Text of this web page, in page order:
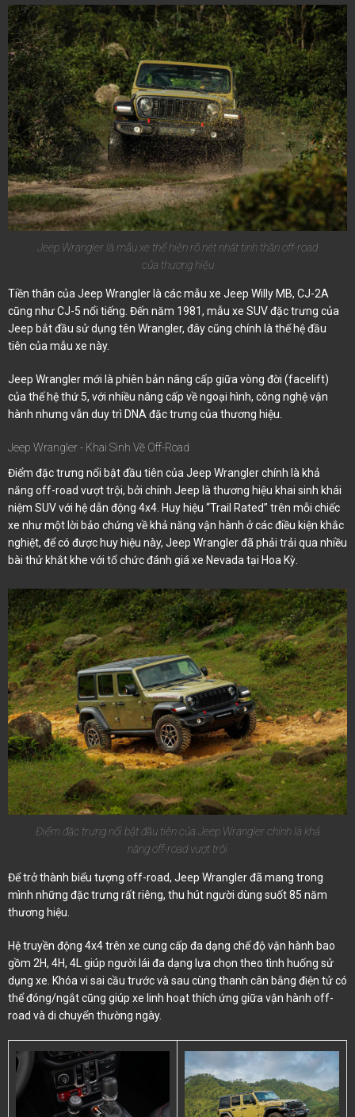
Jeep Wrangler là mẫu xe thể hiện rõ nét nhất tinh thần off-road
của thương hiệu
Tiền thân của Jeep Wrangler là các mẫu xe Jeep Willy MB, CJ-2A
cũng như CJ-5 nổi tiếng. Đến năm 1981, mẫu xe SUV đặc trưng của
Jeep bắt đầu sử dụng tên Wrangler, đây cũng chính là thế hệ đầu
tiên của mẫu xe này.
Jeep Wrangler mới là phiên bản nâng cấp giữa vòng đời (facelift)
của thế hệ thứ 5, với nhiều nâng cấp về ngoại hình, công nghệ vận
hành nhưng vẫn duy trì DNA đặc trưng của thương hiệu.
Jeep Wrangler - Khai Sinh Về Off-Road
Điểm đặc trưng nổi bật đầu tiên của Jeep Wrangler chính là khả
năng off-road vượt trội, bởi chính Jeep là thương hiệu khai sinh khái
niệm SUV với hệ dẫn động 4x4. Huy hiệu “Trail Rated” trên mỗi chiếc
xe như một lời bảo chứng về khả năng vận hành ở các điều kiện khắc
nghiệt, để có được huy hiệu này, Jeep Wrangler đã phải trải qua nhiều
bài thử khắt khe với tổ chức đánh giá xe Nevada tại Hoa Kỳ.
Điểm đặc trưng nổi bật đầu tiên của Jeep Wrangler chính là khả
năng off-road vượt trội
Để trở thành biểu tượng off-road, Jeep Wrangler đã mang trong
mình những đặc trưng rất riêng, thu hút người dùng suốt 85 năm
thương hiệu.
Hệ truyền động 4x4 trên xe cung cấp đa dạng chế độ vận hành bao
gồm 2H, 4H, 4L giúp người lái đa dạng lựa chọn theo tình huống sử
dụng xe. Khóa vi sai cầu trước và sau cùng thanh cân bằng điện tử có
thể đóng/ngắt cũng giúp xe linh hoạt thích ứng giữa vận hành off-
road và di chuyển thường ngày.